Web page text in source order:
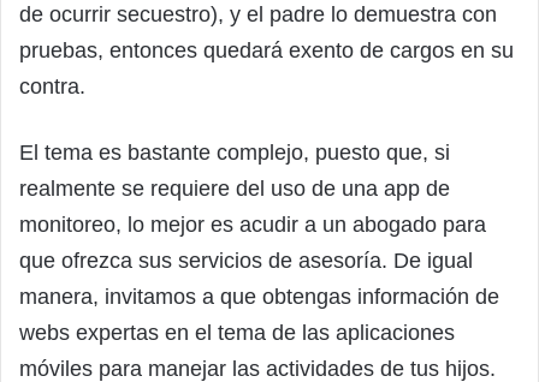
de ocurrir secuestro), y el padre lo demuestra con
pruebas, entonces quedará exento de cargos en su
contra.
El tema es bastante complejo, puesto que, si
realmente se requiere del uso de una app de
monitoreo, lo mejor es acudir a un abogado para
que ofrezca sus servicios de asesoría. De igual
manera, invitamos a que obtengas información de
webs expertas en el tema de las aplicaciones
móviles para manejar las actividades de tus hijos.